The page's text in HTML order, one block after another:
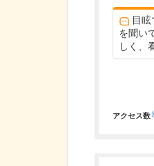
目
を聞い
しく、
アクセス数